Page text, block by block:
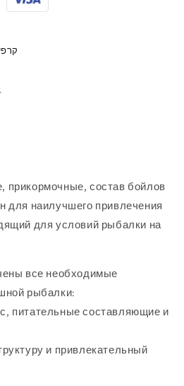
состав бойлов
для наилучшего привлечения
для условий рыбалки на
все необходимые
рыбалки:
питательные составляющие и
и привлекательный